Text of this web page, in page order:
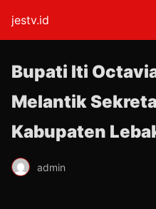
jestv.id
Bupati Iti
Melantik
Kabupaten
admin